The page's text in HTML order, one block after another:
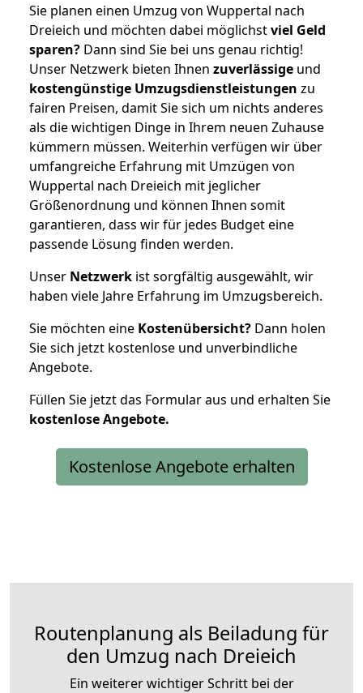
Sie planen einen Umzug von Wuppertal nach
Dreieich und möchten dabei möglichstviel Geld
sparen? Dann sind Sie bei uns genau richtig!
Unser Netzwerk bieten Ihnen zuverlässige und
kostengünstige Umzugsdienstleistungen zu
fairen Preisen, damit Sie sich um nichts anderes
als die wichtigen Dinge in Ihrem neuen Zuhause
kümmern müssen. Weiterhin verfügen wir über
umfangreiche Erfahrung mit Umzügen von
Wuppertal nach Dreieich mit jeglicher
Größenordnung und können Ihnen somit
garantieren, dass wir für jedes Budget eine
passende Lösung finden werden.
Unser Netzwerk ist sorgfältig ausgewählt, wir
haben viele Jahre Erfahrung im Umzugsbereich.
Sie möchten eine Kostenübersicht? Dann holen
Sie sich jetzt kostenlose und unverbindliche
Angebote.
Füllen Sie jetzt das Formular aus und erhalten Sie
kostenloseAngebote.
Kostenlose Angebote erhalten
Routenplanung als Beiladung für
den Umzug nach Dreieich
Ein weiterer wichtiger Schritt bei der